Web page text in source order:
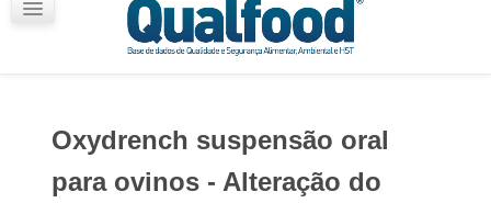
Oxydrench suspensão oral
para ovinos - Alteração do